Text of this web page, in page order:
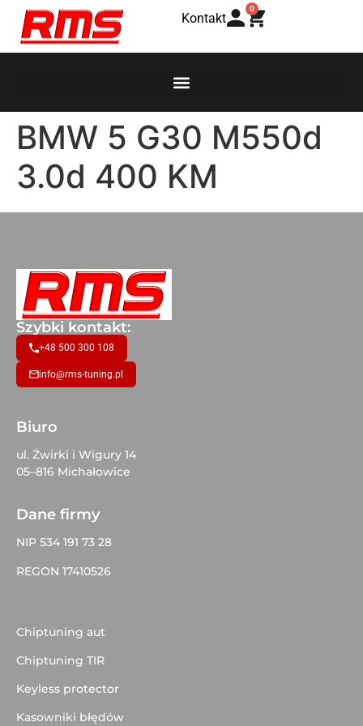
Kontakt
0
BMW 5 G30 M550d
3.0d 400 KM
Szybki kontakt:
+48 500 300 108
info@rms-tuning.pl
Biuro
ul. Żwirki i Wigury 14
05–816 Michałowice
Dane firmy
NIP 534 191 73 28
REGON 17410526
Chiptuning aut
Chiptuning TIR
Keyless protector
Kasowniki błędów